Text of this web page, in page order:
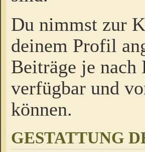
Du nimmst zur
deinem Profil
Beiträge je
verfügbar und
können.
GESTATTUNG